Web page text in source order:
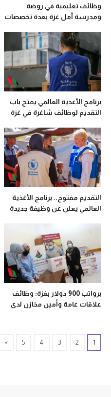
وظائف تعليمية في روضة
ومدرسة أمل غزة بعدة تخصصات
برنامج الأغذية العالمي يفتح باب
التقديم لوظائف شاغرة في غزة
التقديم مفتوح.. برنامج الأغذية
العالمي يعلن عن وظيفة جديدة
برواتب 900 دولار بغزة: وظائف
علاقات عامة وأمين مخازن لدى
1
2
3
4
5
»